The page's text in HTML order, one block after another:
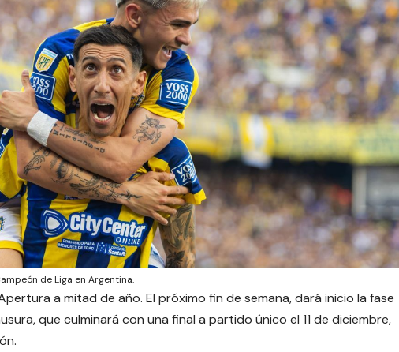
de Liga en Argentina.
a mitad de año. El próximo fin de semana, dará inicio la fase
que culminará con una final a partido único el 11 de diciembre,